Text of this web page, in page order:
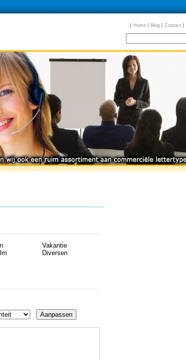
Home Blog Contact
Vakantie
Diversen